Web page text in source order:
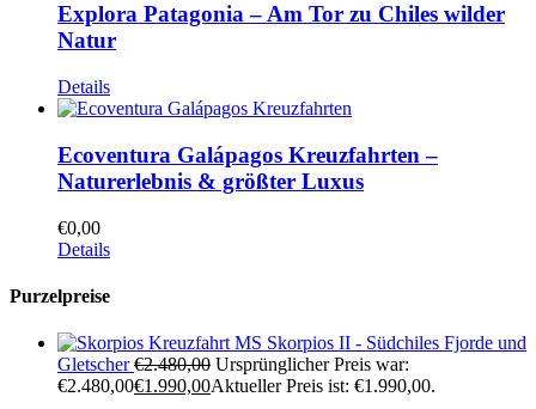
Explora Patagonia – Am Tor zu Chiles wilder
Natur
Details
Ecoventura Galápagos Kreuzfahrten –
Naturerlebnis & größter Luxus
€0,00
Details
Purzelpreise
Kreuzfahrt MS Skorpios II - Südchiles Fjorde und
Gletscher €2.480,00 Ursprünglicher Preis war:
€2.480,00€1.990,00Aktueller Preis ist: €1.990,00.